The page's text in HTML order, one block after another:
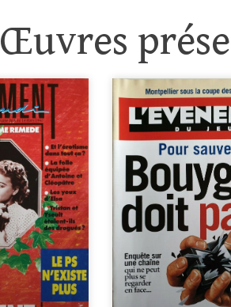
Œuvres